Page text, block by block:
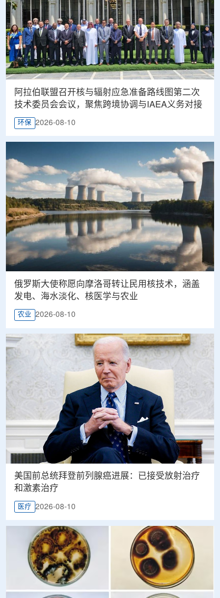
阿拉伯联盟召开核与辐射应急准备路线图第二次
技术委员会会议，聚焦跨境协调与IAEA义务对接
环保 2026-08-10
俄罗斯大使称愿向摩洛哥转让民用核技术，涵盖
发电、海水淡化、核医学与农业
农业 2026-08-10
美国前总统拜登前列腺癌进展：已接受放射治疗
和激素治疗
医疗 2026-08-10